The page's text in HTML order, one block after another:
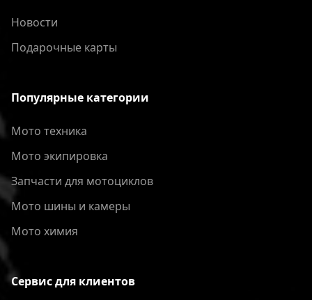
Новости
Подарочные карты
Популярные категории
Мото техника
Мото экипировка
Запчасти для мотоциклов
Мото шины и камеры
Мото химия
Сервис для клиентов